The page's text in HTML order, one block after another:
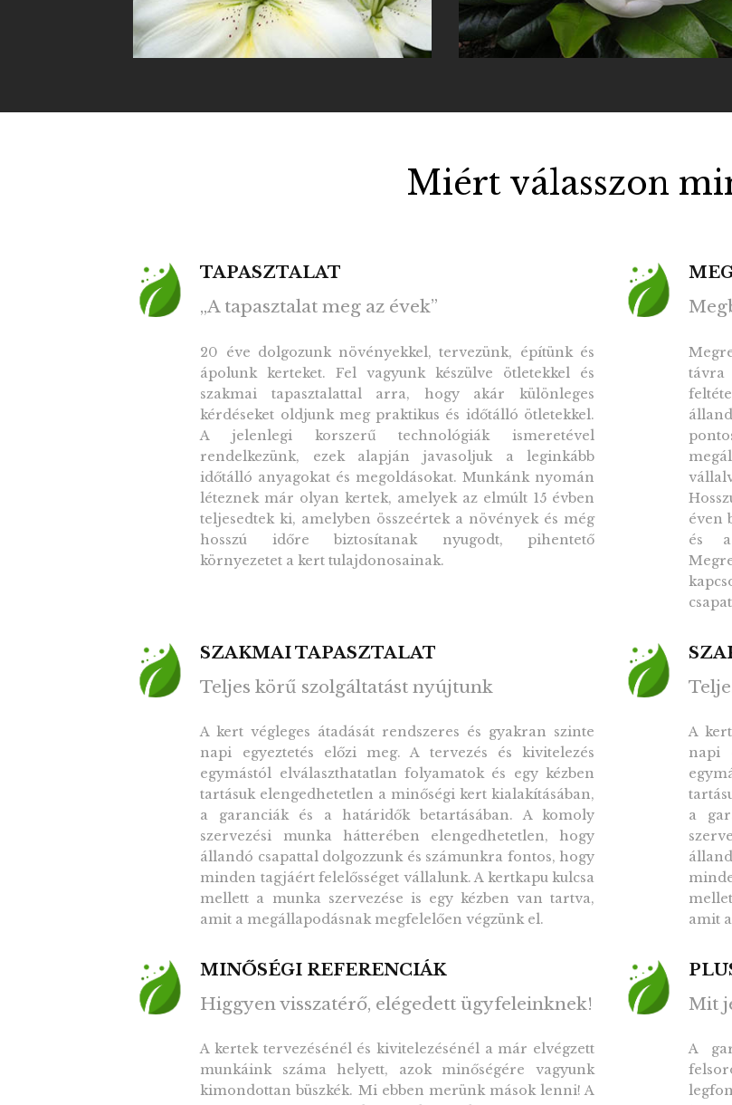
Miért válasszon
TAPASZTALAT
„A tapasztalat meg az évek”
20 éve dolgozunk növényekkel, tervezünk, építünk és
ápolunk kerteket. Fel vagyunk készülve ötletekkel és
szakmai tapasztalattal arra, hogy akár különleges
kérdéseket oldjunk meg praktikus és időtálló ötletekkel.
A jelenlegi korszerű technológiák ismeretével
rendelkezünk, ezek alapján javasoljuk a leginkább
időtálló anyagokat és megoldásokat. Munkánk nyomán
léteznek már olyan kertek, amelyek az elmúlt 15 évben
teljesedtek ki, amelyben összeértek a növények és még
hosszú időre biztosítanak nyugodt, pihentető
környezetet a kert tulajdonosainak.
távra
éven
és a
SZAKMAI TAPASZTALAT
Teljes körű szolgáltatást nyújtunk
A kert végleges átadását rendszeres és gyakran szinte
napi egyeztetés előzi meg. A tervezés és kivitelezés
egymástól elválaszthatatlan folyamatok és egy kézben
tartásuk elengedhetetlen a minőségi kert kialakításában,
a garanciák és a határidők betartásában. A komoly
szervezési munka hátterében elengedhetetlen, hogy
állandó csapattal dolgozzunk és számunkra fontos, hogy
minden tagjáért felelősséget vállalunk. A kertkapu kulcsa
mellett a munka szervezése is egy kézben van tartva,
amit a megállapodásnak megfelelően végzünk el.
A
napi
a
amit
MINŐSÉGI REFERENCIÁK
Higgyen visszatérő, elégedett ügyfeleinknek!
A kertek tervezésénél és kivitelezésénél a már elvégzett
munkáink száma helyett, azok minőségére vagyunk
kimondottan büszkék. Mi ebben merünk mások lenni! A
Mit
A